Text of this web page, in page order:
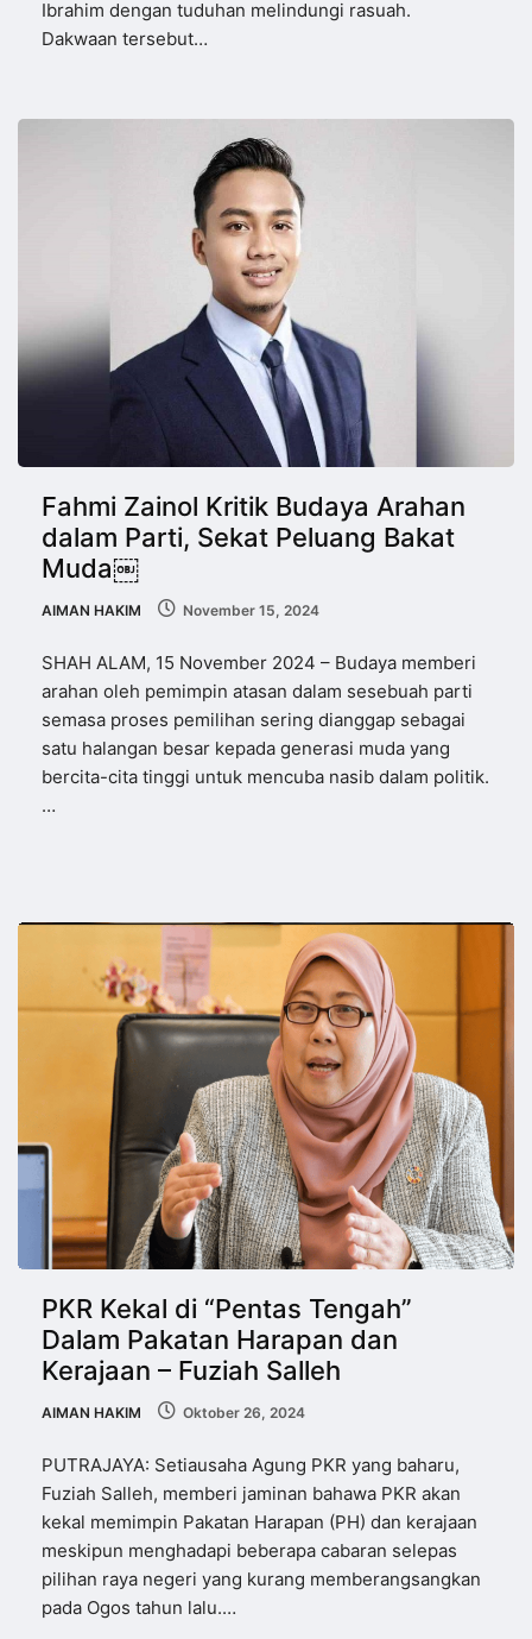
Ibrahim dengan tuduhan melindungi rasuah.
Dakwaan tersebut…
Fahmi Zainol Kritik Budaya Arahan
dalam Parti, Sekat Peluang Bakat
Muda￼
AIMAN HAKIM November 15, 2024
SHAH ALAM, 15 November 2024 – Budaya memberi
arahan oleh pemimpin atasan dalam sesebuah parti
semasa proses pemilihan sering dianggap sebagai
satu halangan besar kepada generasi muda yang
bercita-cita tinggi untuk mencuba nasib dalam politik.
…
PKR Kekal di “Pentas Tengah”
Dalam Pakatan Harapan dan
Kerajaan – Fuziah Salleh
AIMAN HAKIM Oktober 26, 2024
PUTRAJAYA: Setiausaha Agung PKR yang baharu,
Fuziah Salleh, memberi jaminan bahawa PKR akan
kekal memimpin Pakatan Harapan (PH) dan kerajaan
meskipun menghadapi beberapa cabaran selepas
pilihan raya negeri yang kurang memberangsangkan
pada Ogos tahun lalu.…